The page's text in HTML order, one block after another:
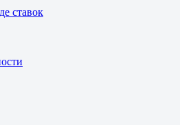
ставок